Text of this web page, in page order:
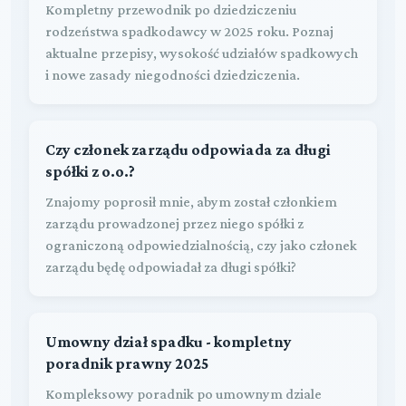
Kompletny przewodnik po dziedziczeniu
rodzeństwa spadkodawcy w 2025 roku. Poznaj
aktualne przepisy, wysokość udziałów spadkowych
i nowe zasady niegodności dziedziczenia.
Czy członek zarządu odpowiada za długi
spółki z o.o.?
Znajomy poprosił mnie, abym został członkiem
zarządu prowadzonej przez niego spółki z
ograniczoną odpowiedzialnością, czy jako członek
zarządu będę odpowiadał za długi spółki?
Umowny dział spadku - kompletny
poradnik prawny 2025
Kompleksowy poradnik po umownym dziale